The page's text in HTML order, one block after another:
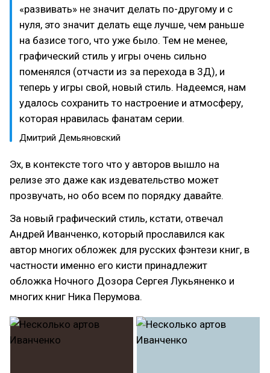
«развивать» не значит делать по-другому и с
нуля, это значит делать еще лучше, чем раньше
на базисе того, что уже было. Тем не менее,
графический стиль у игры очень сильно
поменялся (отчасти из за перехода в 3Д), и
теперь у игры свой, новый стиль. Надеемся, нам
удалось сохранить то настроение и атмосферу,
которая нравилась фанатам серии.
Дмитрий Демьяновский
Эх, в контексте того что у авторов вышло на
релизе это даже как издевательство может
прозвучать, но обо всем по порядку давайте.
За новый графический стиль, кстати, отвечал
Андрей Иванченко, который прославился как
автор многих обложек для русских фэнтези книг, в
частности именно его кисти принадлежит
обложка Ночного Дозора Сергея Лукьяненко и
многих книг Ника Перумова.